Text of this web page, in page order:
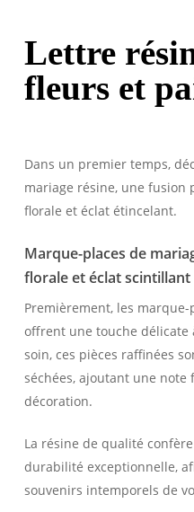
Lettre
fleurs et
Dans un premier temps,
mariage résine, une
florale et éclat étincelant.
Marque-places de
florale et éclat scintillant
Premièrement, les
offrent une touche délicate
soin, ces pièces raffinées
séchées, ajoutant une note
décoration.
La résine de qualité
durabilité exceptionnelle,
souvenirs intemporels de